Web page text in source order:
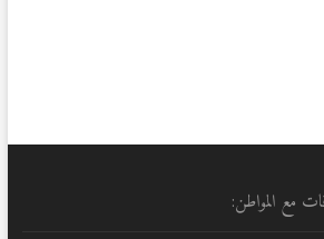
مع المواطن: